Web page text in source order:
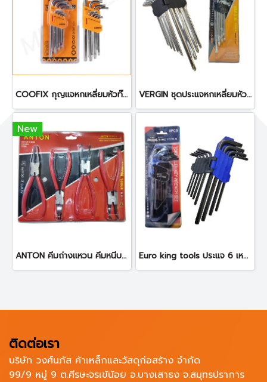
COOFIX กุญแจหกเหลี่ยมหัวท๊อกซ์ 9 ตัวชุด รุ่น CFH-D02001-2 VERGIN ชุดประแจหกเหลี่ยมหัวดาว 9 ตัว/ชุด
New
ANTON คีมถ่างแหวน คีมหนีบ คีมถ่าง 7 นิ้ว 4 ชิ้น AT-2807 Euro king tools ประแจ 6 เหลี่ยมหัวดาว 9 ชิ้น
ติดต่อเรา
บริษัท วงศ์นภัส ค้าเหล็กและวัสดุก่อสร้าง จำกัด
99/9 หมู่ 9 ต.ศีรษะจรเข้น้อย อ.บางเสาธง จ.สมุทรปราการ